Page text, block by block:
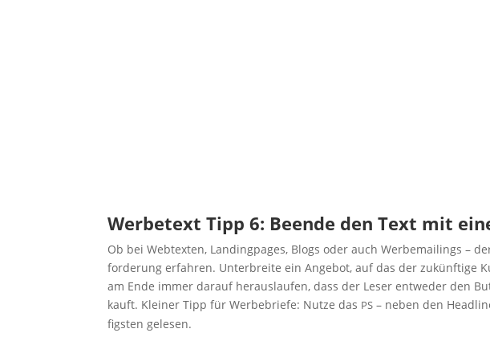
Wer­be­text Tipp 6: Been­de den Text mit
Ob bei Web­tex­ten, Landing­pa­ges, Blogs oder auch Wer­be­mai­lings –
for­de­rung erfah­ren. Unter­brei­te ein Ange­bot, auf das der zukünf­ti­ge
am Ende immer dar­auf her­aus­lau­fen, dass der Leser ent­we­der den
kauft. Klei­ner Tipp für Wer­be­brie­fe: Nut­ze das PS – neben den
figs­ten gelesen.